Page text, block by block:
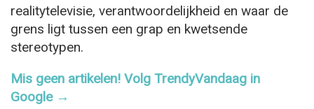
realitytelevisie, verantwoordelijkheid en waar de
grens ligt tussen een grap en kwetsende
stereotypen.
Mis geen artikelen! Volg TrendyVandaag in
Google →